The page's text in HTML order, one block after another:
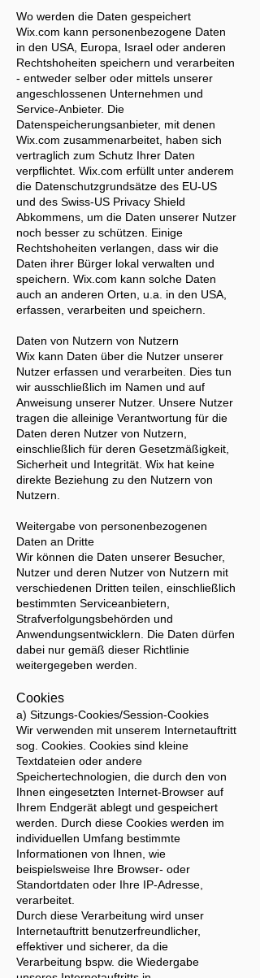
Wo werden die Daten gespeichert
Wix.com kann personenbezogene Daten
in den USA, Europa, Israel oder anderen
Rechtshoheiten speichern und verarbeiten
- entweder selber oder mittels unserer
angeschlossenen Unternehmen und
Service-Anbieter. Die
Datenspeicherungsanbieter, mit denen
Wix.com zusammenarbeitet, haben sich
vertraglich zum Schutz Ihrer Daten
verpflichtet. Wix.com erfüllt unter anderem
die Datenschutzgrundsätze des EU-US
und des Swiss-US Privacy Shield
Abkommens, um die Daten unserer Nutzer
noch besser zu schützen. Einige
Rechtshoheiten verlangen, dass wir die
Daten ihrer Bürger lokal verwalten und
speichern. Wix.com kann solche Daten
auch an anderen Orten, u.a. in den USA,
erfassen, verarbeiten und speichern.
Daten von Nutzern von Nutzern
Wix kann Daten über die Nutzer unserer
Nutzer erfassen und verarbeiten. Dies tun
wir ausschließlich im Namen und auf
Anweisung unserer Nutzer. Unsere Nutzer
tragen die alleinige Verantwortung für die
Daten deren Nutzer von Nutzern,
einschließlich für deren Gesetzmäßigkeit,
Sicherheit und Integrität. Wix hat keine
direkte Beziehung zu den Nutzern von
Nutzern.
Weitergabe von personenbezogenen
Daten an Dritte
Wir können die Daten unserer Besucher,
Nutzer und deren Nutzer von Nutzern mit
verschiedenen Dritten teilen, einschließlich
bestimmten Serviceanbietern,
Strafverfolgungsbehörden und
Anwendungsentwicklern. Die Daten dürfen
dabei nur gemäß dieser Richtlinie
weitergegeben werden.
Cookies
a) Sitzungs-Cookies/Session-Cookies
Wir verwenden mit unserem Internetauftritt
sog. Cookies. Cookies sind kleine
Textdateien oder andere
Speichertechnologien, die durch den von
Ihnen eingesetzten Internet-Browser auf
Ihrem Endgerät ablegt und gespeichert
werden. Durch diese Cookies werden im
individuellen Umfang bestimmte
Informationen von Ihnen, wie
beispielsweise Ihre Browser- oder
Standortdaten oder Ihre IP-Adresse,
verarbeitet.
Durch diese Verarbeitung wird unser
Internetauftritt benutzerfreundlicher,
effektiver und sicherer, da die
Verarbeitung bspw. die Wiedergabe